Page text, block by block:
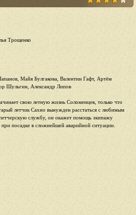
Трощенко
Майя Булгакова, Валентин Гафт, Артём
Шульгин, Александр Липов
свою летную жизнь Соломенцев, только что
летчик Сахно вынужден расстаться с любимым
службу, он окажет помощь экипажу
при посадке в сложнейшей аварийной ситуации.